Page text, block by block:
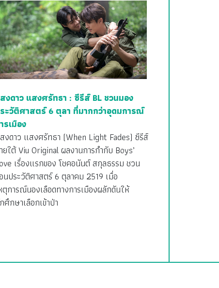
งดาว แสงศรัทธา : ซีรีส์ BL ชวนมอง
ะวัติศาสตร์ 6 ตุลา ที่มากกว่าอุดมการณ์
รเมือง
งดาว แสงศรัทธา (When Light Fades) ซีรีส์
ยใต้ Viu Original ผลงานการกำกับ Boys’
เรื่องแรกของ โชคอนันต์ สกุลธรรม ชวน
นประวัติศาสตร์ 6 ตุลาคม 2519 เมื่อ
ตุการณ์นองเลือดทางการเมืองผลักดันให้
ศึกษาเลือกเข้าป่า